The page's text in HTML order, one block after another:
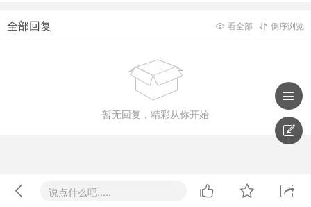
味着管理员可以很容易地使用微软365管理中心创建和转移
备集配置不同的网站列表。
这项功能目前还处于预览阶段，你可以在这里了解更多信
https://aka.ms/AAe3tdo
 倒序浏览
 看全部
全部回复

暂无回复，精彩从你开始
 说点什么吧.....   

